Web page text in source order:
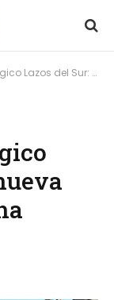
esperanza en la lucha contra el cáncer